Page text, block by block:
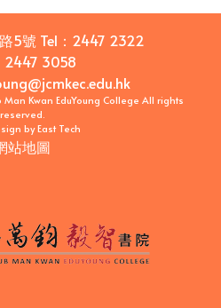
5號 Tel： 2447 2322
2447 3058
Kwan EduYoung College All rights
reserved.
byEast Tech
站地圖